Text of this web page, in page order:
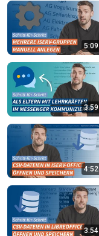
5:09
3:59
4:52
3:54